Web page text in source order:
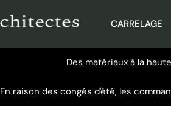
CARRELAGE
Des matériaux à la
En raison des congés d'été, les